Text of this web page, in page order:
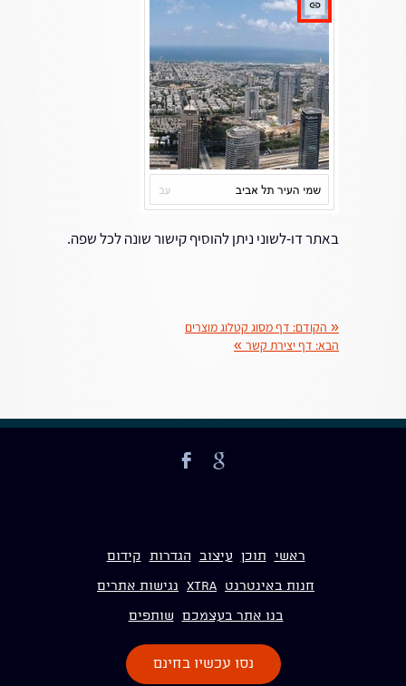
באתר דו-לשוני ניתן להוסיף קישור שונה לכל שפה.
« הקודם: דף מסוג קטלוג מוצרים
הבא: דף יצירת קשר »
ראשי תוכן עיצוב הגדרות קידום
חנות באינטרנט Xtra נגישות אתרים
בנו אתר בעצמכם שותפים
נסו עכשיו בחינם